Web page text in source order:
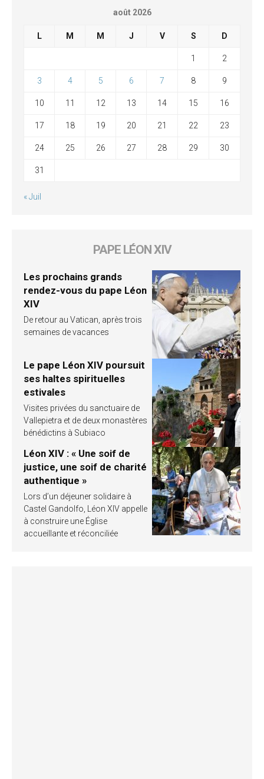
août 2026
L M M J V S D
1 2
3 4 5 6 7 8 9
10 11 12 13 14 15 16
17 18 19 20 21 22 23
24 25 26 27 28 29 30
31
« Juil
PAPE LÉON XIV
Les prochains grands
rendez-vous du pape Léon
XIV
De retour au Vatican, après trois
semaines de vacances
Le pape Léon XIV poursuit
ses haltes spirituelles
estivales
Visites privées du sanctuaire de
Vallepietra et de deux monastères
bénédictins à Subiaco
Léon XIV : « Une soif de
justice, une soif de charité
authentique »
Lors d’un déjeuner solidaire à
Castel Gandolfo, Léon XIV appelle
à construire une Église
accueillante et réconciliée